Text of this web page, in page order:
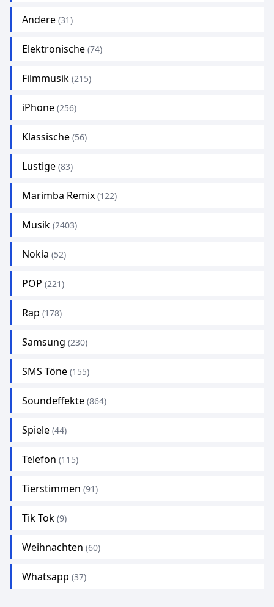
Andere (31)
Elektronische (74)
Filmmusik (215)
iPhone (256)
Klassische (56)
Lustige (83)
Marimba Remix (122)
Musik (2403)
Nokia (52)
POP (221)
Rap (178)
Samsung (230)
SMS Töne (155)
Soundeffekte (864)
Spiele (44)
Telefon (115)
Tierstimmen (91)
Tik Tok (9)
Weihnachten (60)
Whatsapp (37)